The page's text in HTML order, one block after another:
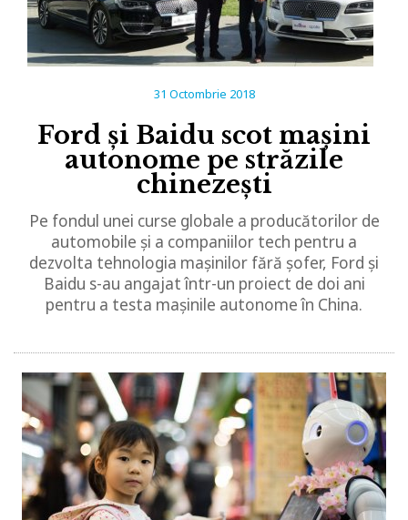
31 Octombrie 2018
Ford și Baidu scot mașini
autonome pe străzile
chinezești
Pe fondul unei curse globale a producătorilor de
automobile și a companiilor tech pentru a
dezvolta tehnologia mașinilor fără șofer, Ford și
Baidu s-au angajat într-un proiect de doi ani
pentru a testa mașinile autonome în China.